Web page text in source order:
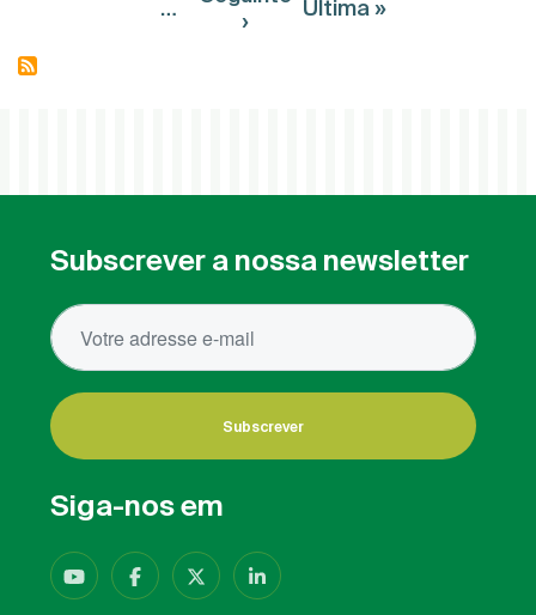
avaliação
…
›Próxima página
Última »Última página
Subscrever a nossa newsletter
Subscrever
Siga-nos em